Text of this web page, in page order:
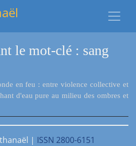
le mot-clé : sang
en feu : entre violence collective et
d'eau pure au milieu des ombres et
| ISSN 2800-6151